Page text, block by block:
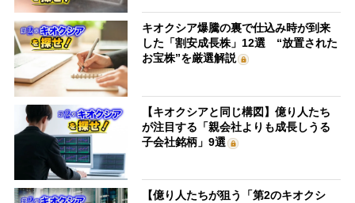
キオクシア爆騰の裏で仕込み時が到来
した「割安成長株」12選 “放置された
お宝株”を厳選解説
【キオクシアと同じ構図】億り人たち
が注目する「親会社よりも成長しうる
子会社銘柄」9選
【億り人たちが狙う「第2のキオクシ